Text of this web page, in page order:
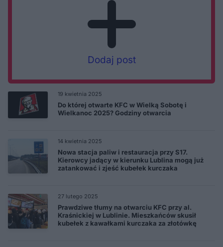
19 kwietnia 2025
Do której otwarte KFC w Wielką Sobotę i
Wielkanoc 2025? Godziny otwarcia
14 kwietnia 2025
Nowa stacja paliw i restauracja przy S17.
Kierowcy jadący w kierunku Lublina mogą już
zatankować i zjeść kubełek kurczaka
27 lutego 2025
Prawdziwe tłumy na otwarciu KFC przy al.
Kraśnickiej w Lublinie. Mieszkańców skusił
kubełek z kawałkami kurczaka za złotówkę
Dodaj post